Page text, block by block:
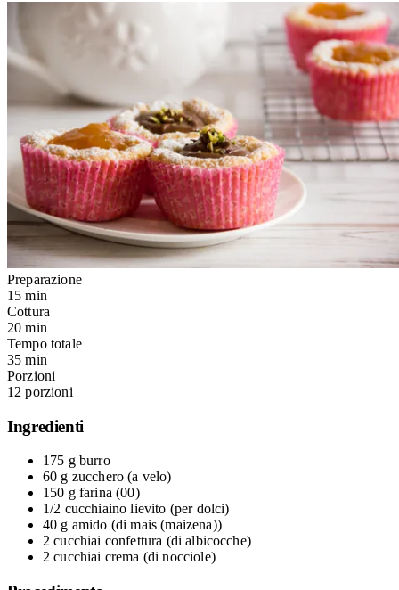
Preparazione
15 min
Cottura
20 min
Tempo totale
35 min
Porzioni
12 porzioni
Ingredienti
175 g burro
60 g zucchero (a velo)
150 g farina (00)
1/2 cucchiainolievito (per dolci)
40 g amido (di mais (maizena))
2 cucchiai confettura (di albicocche)
2 cucchiai crema (di nocciole)